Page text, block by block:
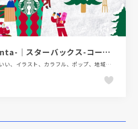
Let-s-Be-a-Santa-｜スターバックス-コーヒー-ジャパン
LP・特集ページ、かわいい、イラスト、カラフル、ポップ、地域・団体・活動、飲料・食品、飲食店・グルメ・ウェディング